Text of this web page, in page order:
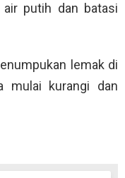
air putih dan batasi
lemak di
mulai kurangi dan